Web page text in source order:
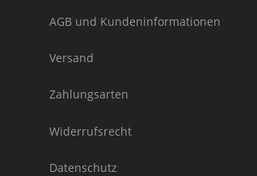
AGB und Kundeninformationen
Versand
Zahlungsarten
Widerrufsrecht
Datenschutz